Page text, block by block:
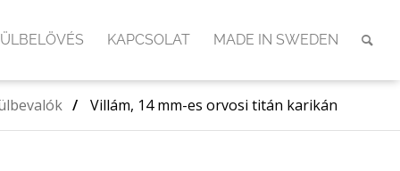
KAPCSOLAT MADE IN SWEDEN
/ Villám, 14 mm-es orvosi titán karikán